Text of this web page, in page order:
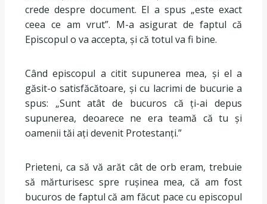
crede despre document. El a spus „este exact
ceea ce am vrut”. M-a asigurat de faptul că
Episcopul o va accepta, și că totul va fi bine.
Când episcopul a citit supunerea mea, și el a
găsit-o satisfăcătoare, și cu lacrimi de bucurie a
spus: „Sunt atât de bucuros că ți-ai depus
supunerea, deoarece ne era teamă că tu și
oamenii tăi ați devenit Protestanți.”
Prieteni, ca să vă arăt cât de orb eram, trebuie
să mărturisesc spre rușinea mea, că am fost
bucuros de faptul că am făcut pace cu episcopul